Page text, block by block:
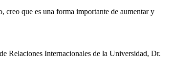
creo que es una forma importante de aumentar y
Relaciones Internacionales de la Universidad, Dr.